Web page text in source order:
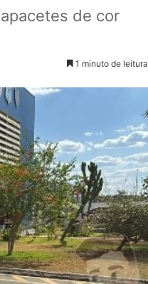
de cor
1 minuto de leitura